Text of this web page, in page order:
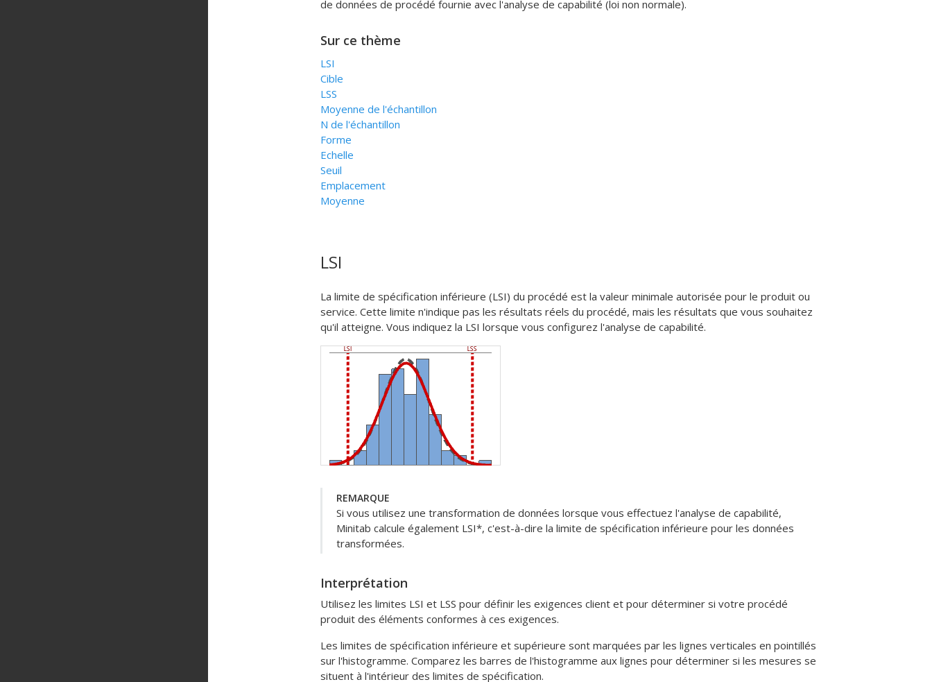
de données de procédé fournie avec l'analyse de capabilité (loi non normale).
Sur ce thème
LSI
Cible
LSS
Moyenne de l'échantillon
N de l'échantillon
Forme
Echelle
Seuil
Emplacement
Moyenne
LSI
La limite de spécification inférieure (LSI) du procédé est la valeur minimale autorisée pour le produit ou
service. Cette limite n'indique pas les résultats réels du procédé, mais les résultats que vous souhaitez
qu'il atteigne. Vous indiquez la LSI lorsque vous configurez l'analyse de capabilité.
REMARQUE
Si vous utilisez une transformation de données lorsque vous effectuez l'analyse de capabilité,
Minitab calcule également LSI*, c'est-à-dire la limite de spécification inférieure pour les données
transformées.
Interprétation
Utilisez les limites LSI et LSS pour définir les exigences client et pour déterminer si votre procédé
produit des éléments conformes à ces exigences.
Les limites de spécification inférieure et supérieure sont marquées par les lignes verticales en pointillés
sur l'histogramme. Comparez les barres de l'histogramme aux lignes pour déterminer si les mesures se
situent à l'intérieur des limites de spécification.